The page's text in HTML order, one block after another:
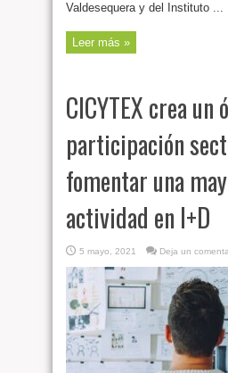
Valdesequera y del Instituto ...
Leer más »
CICYTEX crea un
participación
fomentar una
actividad en I+D
5 mayo, 2021 Deja un